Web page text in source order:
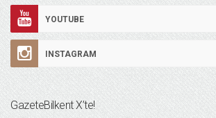
YOUTUBE
INSTAGRAM
GazeteBilkent X’te!